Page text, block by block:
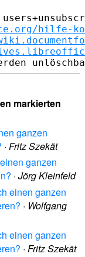
hilfe-
markierten
ganzen
· Fritz Szekät
ganzen
· Jörg Kleinfeld
einen ganzen
· Wolfgang
einen ganzen
· Fritz Szekät